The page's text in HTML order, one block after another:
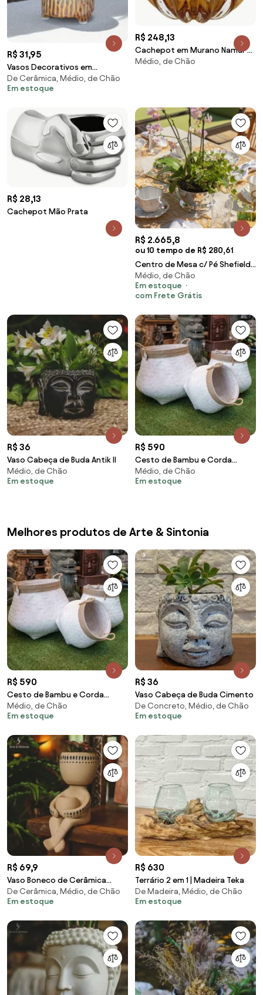
R$ 31,95
Vasos Decorativos em
Cerâmica | Cachepot
De Cerâmica, Médio, de Chão
Em estoque
R$ 248,13
Cachepot em Murano Namur PP
- Garnet Garnet
Médio, de Chão
R$ 28,13
Cachepot Mão Prata
R$ 2.665,8
ou 10 tempo de R$ 280,61
Centro de Mesa c/ Pé Shefield
Plate - M M
Médio, de Chão
Em estoque
com Frete Grátis
R$ 36
Vaso Cabeça de Buda Antik II
Médio, de Chão
Em estoque
R$ 590
Cesto de Bambu e Corda
Pátina
Médio, de Chão
Em estoque
Melhores produtos de Arte & Sintonia
R$ 590
Cesto de Bambu e Corda
Pátina
Médio, de Chão
Em estoque
R$ 36
Vaso Cabeça de Buda Cimento
De Concreto, Médio, de Chão
Em estoque
R$ 69,9
Vaso Boneco de Cerâmica
20cm
De Cerâmica, Médio, de Chão
Em estoque
R$ 630
Terrário 2 em 1 | Madeira Teka
De Madeira, Médio, de Chão
Em estoque